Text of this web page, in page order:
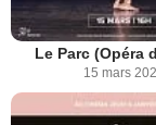
Le Parc (Opéra
15 mars